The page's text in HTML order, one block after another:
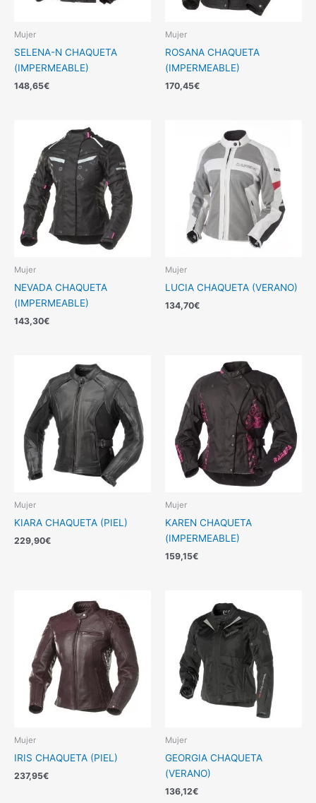
Mujer
SELENA-N CHAQUETA
(IMPERMEABLE)
148,65€
Mujer
ROSANA CHAQUETA
(IMPERMEABLE)
170,45€
Mujer
NEVADA CHAQUETA
(IMPERMEABLE)
143,30€
Mujer
LUCIA CHAQUETA (VERANO)
134,70€
Mujer
KIARA CHAQUETA (PIEL)
229,90€
Mujer
KAREN CHAQUETA
(IMPERMEABLE)
159,15€
Mujer
IRIS CHAQUETA (PIEL)
237,95€
Mujer
GEORGIA CHAQUETA
(VERANO)
136,12€